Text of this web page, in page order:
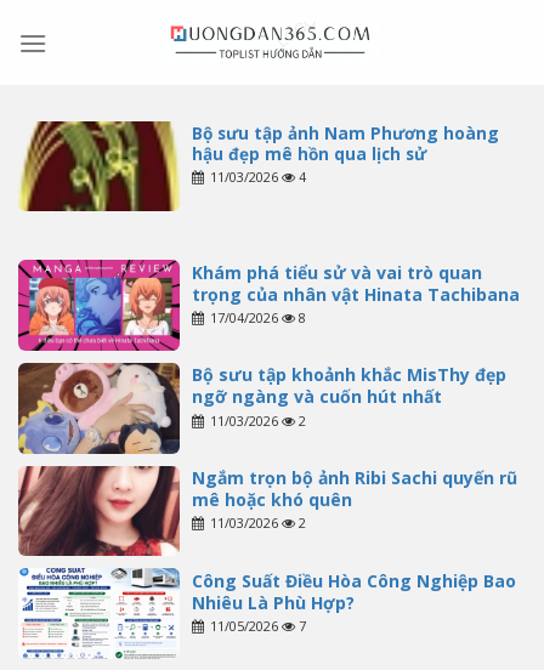
Bộ sưu tập ảnh Nam Phương hoàng
hậu đẹp mê hồn qua lịch sử
11/03/2026 4
Khám phá tiểu sử và vai trò quan
trọng của nhân vật Hinata Tachibana
17/04/2026 8
Bộ sưu tập khoảnh khắc MisThy đẹp
ngỡ ngàng và cuốn hút nhất
11/03/2026 2
Ngắm trọn bộ ảnh Ribi Sachi quyến rũ
mê hoặc khó quên
11/03/2026 2
Công Suất Điều Hòa Công Nghiệp Bao
Nhiêu Là Phù Hợp?
11/05/2026 7